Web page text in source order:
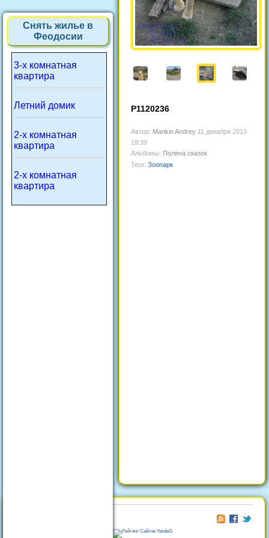
Снять жилье в
Феодосии
3-х комнатная
квартира
Летний домик
2-х комнатная
квартира
2-х комнатная
квартира
P1120236
Автор: Mankin Andrey 11 декабря 2013
19:39
Альбомы: Поляна сказок
Теги: Зоопарк